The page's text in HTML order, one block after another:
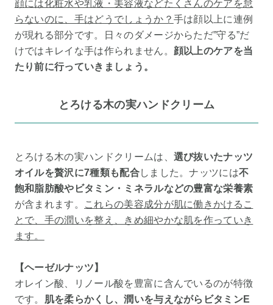
顔には化粧水や乳液・美容液などたくさんのケアを怠
らないのに、手はどうでしょうか？ 手は顔以上に連例
が現れる部分です。日々のダメージからただ”守る”だ
けではキレイな手は作られません。 顔以上のケアを当
たり前に行っていきましょう。
とろける木の実ハンドクリーム
とろける木の実ハンドクリームは、 選び抜いたナッツ
オイルを贅沢に7種類も配合しました。ナッツには不
飽和脂肪酸やビタミン・ミネラルなどの豊富な栄養素
が含まれます。
これらの美容成分が肌に働きかけるこ
とで、手の潤いを整え、きめ細やかな肌を作っていき
ます。
【ヘーゼルナッツ】
オレイン酸、リノール酸を豊富に含んでいるのが特徴
です。 肌を柔らかくし、潤いを与えながらビタミンE